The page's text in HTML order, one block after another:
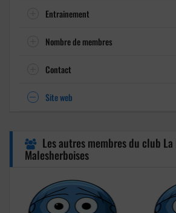
Entrainement
Nombre de membres
Contact
Site web
Les autres membres du club
Malesherboises